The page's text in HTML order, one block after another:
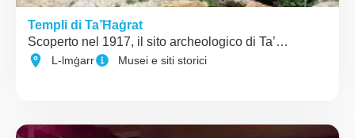
Templi di Ta’Ħaġrat
Scoperto nel 1917, il sito archeologico di Ta’…
L-lmġarr Musei e siti storici